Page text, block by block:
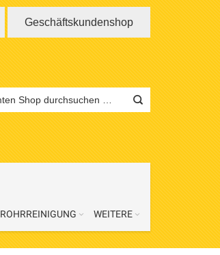
Geschäftskundenshop
ROHRREINIGUNG WEITERE